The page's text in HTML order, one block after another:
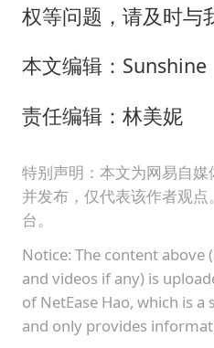
权等问题，请及时与
本文编辑：Sunshine
责任编辑：林美妮
特别声明：本文为网易自媒
并发布，仅代表该作者观
台。
Notice: The content above
and videos if any) is
of NetEase Hao, which is
and only provides